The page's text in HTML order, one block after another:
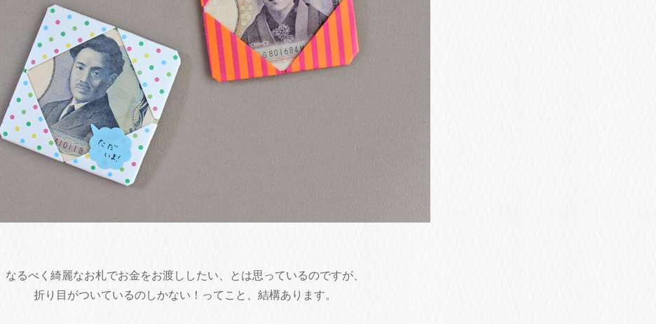
なるべく綺麗なお札でお金をお渡ししたい、とは思っているのですが、
折り目がついているのしかない！ってこと、結構あります。